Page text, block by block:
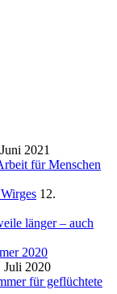
2021
für Menschen
12.
länger – auch
2020
Juli 2020
für geflüchtete